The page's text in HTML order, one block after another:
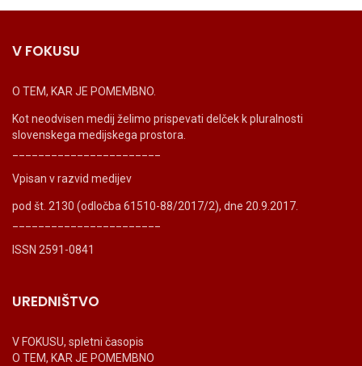
V FOKUSU
O TEM, KAR JE POMEMBNO.
Kot neodvisen medij želimo prispevati delček k pluralnosti
slovenskega medijskega prostora.
Vpisan v razvid medijev
pod št. 2130 (odločba 61510-88/2017/2), dne 20.9.2017.
ISSN 2591-0841
UREDNIŠTVO
V FOKUSU, spletni časopis
O TEM, KAR JE POMEMBNO